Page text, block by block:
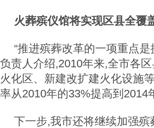
火葬殡仪馆将实现区县全覆
“推进殡葬改革的一项重点
负责人介绍,2010年来,全市各
火化区、新建改扩建火化设施
率从2010年的33%提高到2014
下一步,我市还将继续加强殡